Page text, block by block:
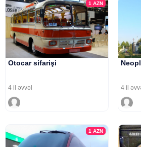
1AZN
Otocar sifarişi
4 il əvvəl 4 il
1AZN